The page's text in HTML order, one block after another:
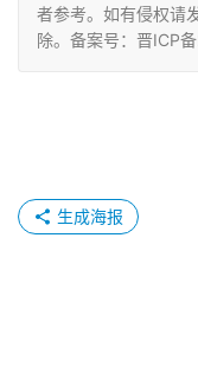
者参考。如有侵权请
除。备案号：晋ICP
生成海报